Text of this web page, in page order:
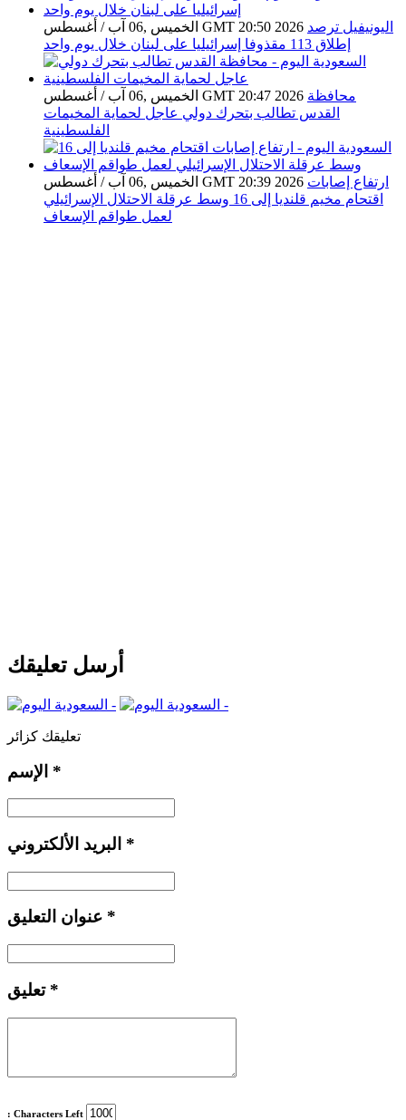
الخميس ,06 آب / أغسطس GMT 20:50 2026 اليونيفيل ترصد
إطلاق 113 مقذوفا إسرائيليا على لبنان خلال يوم واحد
الخميس ,06 آب / أغسطس GMT 20:47 2026 محافظة
القدس تطالب بتحرك دولي عاجل لحماية المخيمات
الفلسطينية
الخميس ,06 آب / أغسطس GMT 20:39 2026 ارتفاع إصابات
اقتحام مخيم قلنديا إلى 16 وسط عرقلة الاحتلال الإسرائيلي
لعمل طواقم الإسعاف
أرسل تعليقك
تعليقك كزائر
*
*
*
تعليق *
: Characters Left